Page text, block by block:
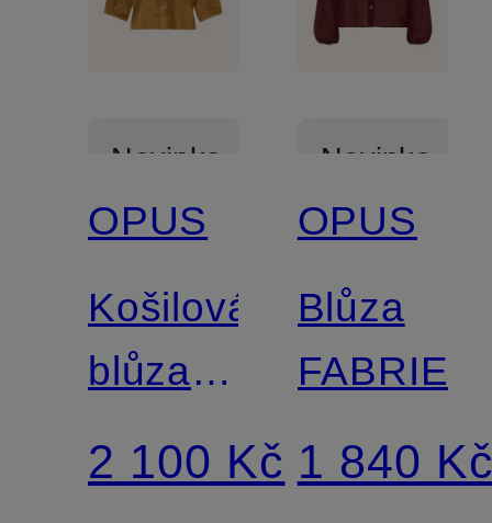
Novinka
OPUS
Košilová
blůza
FALOURA
s 3/4
2 100 Kč
Novinka
OPUS
Blůza
1 840